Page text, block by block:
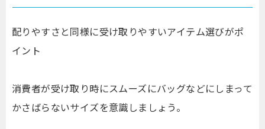
配りやすさと同様に受け取りやすいアイテム選びがポ
イント
消費者が受け取り時にスムーズにバッグなどにしまって
かさばらないサイズを意識しましょう。